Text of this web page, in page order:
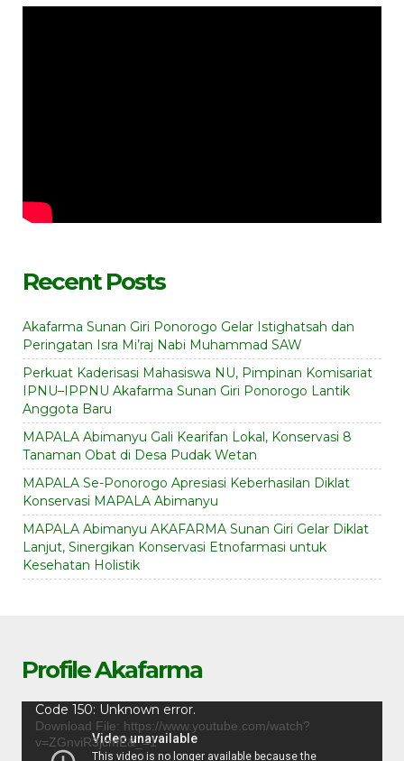
Recent Posts
Akafarma Sunan Giri Ponorogo Gelar Istighatsah dan
Peringatan Isra Mi’raj Nabi Muhammad SAW
Perkuat Kaderisasi Mahasiswa NU, Pimpinan Komisariat
IPNU–IPPNU Akafarma Sunan Giri Ponorogo Lantik
Anggota Baru
MAPALA Abimanyu Gali Kearifan Lokal, Konservasi 8
Tanaman Obat di Desa Pudak Wetan
MAPALA Se-Ponorogo Apresiasi Keberhasilan Diklat
Konservasi MAPALA Abimanyu
MAPALA Abimanyu AKAFARMA Sunan Giri Gelar Diklat
Lanjut, Sinergikan Konservasi Etnofarmasi untuk
Kesehatan Holistik
Profile Akafarma
Video
Player
Code 150: Unknown error.
Download File: https://www.youtube.com/watch?
v=ZGnviR3jcmE&_=1